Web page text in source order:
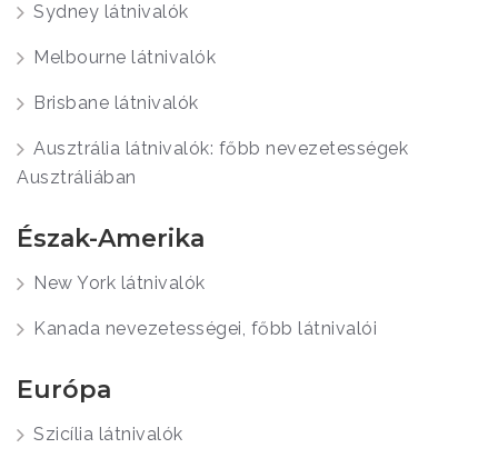
Sydney látnivalók
Melbourne látnivalók
Brisbane látnivalók
Ausztrália látnivalók: főbb nevezetességek
Ausztráliában
Észak-Amerika
New York látnivalók
Kanada nevezetességei, főbb látnivalói
Európa
Szicília látnivalók